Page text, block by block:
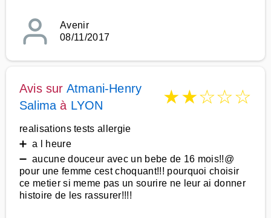
Avenir
08/11/2017
Avis sur Atmani-Henry
Salima à LYON ★★☆☆☆
realisations tests allergie
➕ a l heure
➖ aucune douceur avec un bebe de 16 mois!!@
pour une femme cest choquant!!! pourquoi choisir
ce metier si meme pas un sourire ne leur ai donner
histoire de les rassurer!!!!